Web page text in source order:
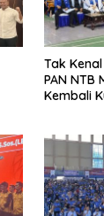
Tak
PAN NTB
Kembali